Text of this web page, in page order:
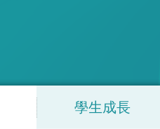
學生成長